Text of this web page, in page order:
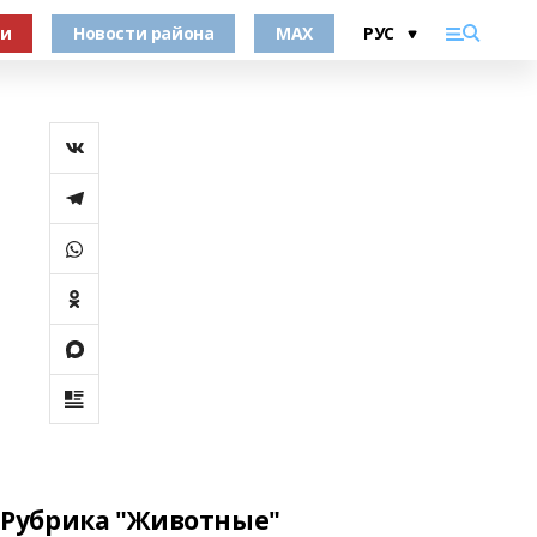
Новости района MAX
Рубрика "Животные"